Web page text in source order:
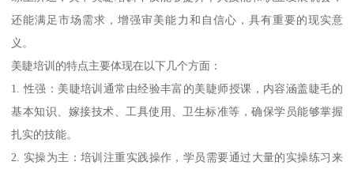
还能满足市场需求，增强审美能力和自信心，具有重要的现实意
义。
美睫培训的特点主要体现在以下几个方面：
1. 性强：美睫培训通常由经验丰富的美睫师授课，内容涵盖睫毛的
基本知识、嫁接技术、工具使用、卫生标准等，确保学员能够掌握
扎实的技能。
2. 实操为主：培训注重实践操作，学员需要通过大量的实操练习来